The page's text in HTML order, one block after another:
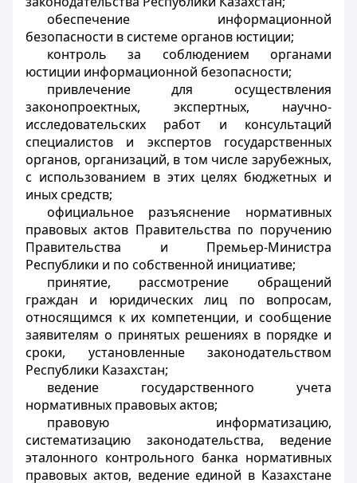
обеспечение информационной
безопасности в системе органов юстиции;
контроль за соблюдением органами
юстиции информационной безопасности;
привлечение для осуществления
законопроектных, экспертных, научно-
исследовательских работ и консультаций
специалистов и экспертов государственных
органов, организаций, в том числе зарубежных,
с использованием в этих целях бюджетных и
иных средств;
официальное разъяснение нормативных
правовых актов Правительства по поручению
Правительства и Премьер-Министра
Республики и по собственной инициативе;
принятие, рассмотрение обращений
граждан и юридических лиц по вопросам,
относящимся к их компетенции, и сообщение
заявителям о принятых решениях в порядке и
сроки, установленные законодательством
Республики Казахстан;
ведение государственного учета
нормативных правовых актов;
правовую информатизацию,
систематизацию законодательства, ведение
эталонного контрольного банка нормативных
правовых актов, ведение единой в Казахстане